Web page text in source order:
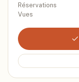
Réservations
Vues